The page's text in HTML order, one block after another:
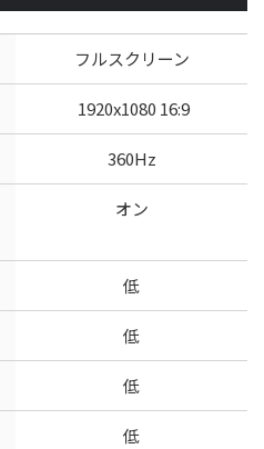
フルスクリーン
1920x1080 16:9
360Hz
オン
低
低
低
低